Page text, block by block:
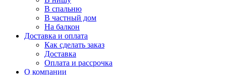
В спальню
В частный дом
На балкон
Доставка и оплата
Как сделать заказ
Доставка
Оплата и рассрочка
О компании